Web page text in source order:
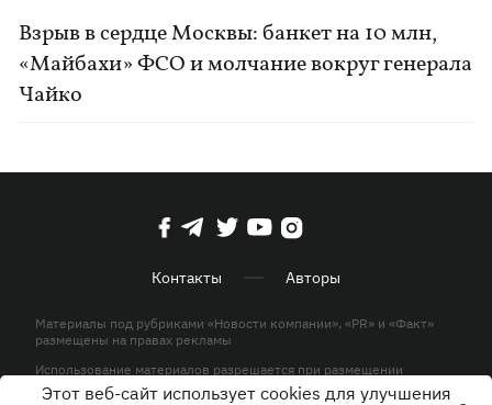
Взрыв в сердце Москвы: банкет на 10 млн,
«Майбахи» ФСО и молчание вокруг генерала
Чайко
Контакты Авторы
Материалы под рубриками «Новости компании», «PR» и «Факт»
размещены на правах рекламы
Использование материалов разрешается при размещении
активной гиперссылки на KP.UA в первом абзаце.
Этот веб-сайт использует cookies для улучшения